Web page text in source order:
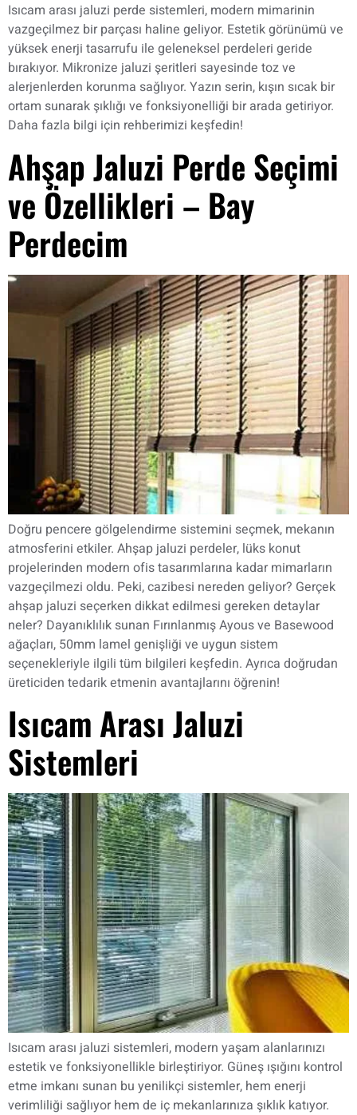
Isıcam arası jaluzi perde sistemleri, modern mimarinin
vazgeçilmez bir parçası haline geliyor. Estetik görünümü ve
yüksek enerji tasarrufu ile geleneksel perdeleri geride
bırakıyor. Mikronize jaluzi şeritleri sayesinde toz ve
alerjenlerden korunma sağlıyor. Yazın serin, kışın sıcak bir
ortam sunarak şıklığı ve fonksiyonelliği bir arada getiriyor.
Daha fazla bilgi için rehberimizi keşfedin!
Ahşap Jaluzi Perde Seçimi
ve Özellikleri – Bay
Perdecim
Doğru pencere gölgelendirme sistemini seçmek, mekanın
atmosferini etkiler. Ahşap jaluzi perdeler, lüks konut
projelerinden modern ofis tasarımlarına kadar mimarların
vazgeçilmezi oldu. Peki, cazibesi nereden geliyor? Gerçek
ahşap jaluzi seçerken dikkat edilmesi gereken detaylar
neler? Dayanıklılık sunan Fırınlanmış Ayous ve Basewood
ağaçları, 50mm lamel genişliği ve uygun sistem
seçenekleriyle ilgili tüm bilgileri keşfedin. Ayrıca doğrudan
üreticiden tedarik etmenin avantajlarını öğrenin!
Isıcam Arası Jaluzi
Sistemleri
Isıcam arası jaluzi sistemleri, modern yaşam alanlarınızı
estetik ve fonksiyonellikle birleştiriyor. Güneş ışığını kontrol
etme imkanı sunan bu yenilikçi sistemler, hem enerji
verimliliği sağlıyor hem de iç mekanlarınıza şıklık katıyor.